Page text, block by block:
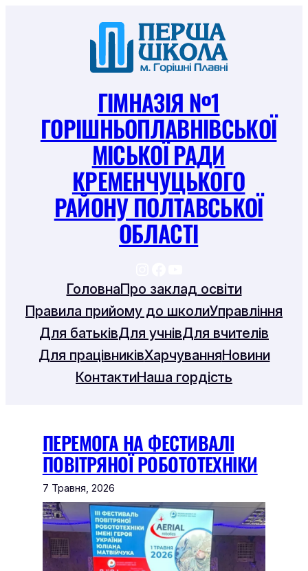
ГІМНАЗІЯ №1
ГОРІШНЬОПЛАВНІВСЬКОЇ
МІСЬКОЇ РАДИ
КРЕМЕНЧУЦЬКОГО
РАЙОНУ ПОЛТАВСЬКОЇ
ОБЛАСТІ
ГоловнаПро заклад освіти
Правила прийому до школиУправління
Для батьківДля учнівДля вчителів
Для працівниківХарчуванняНовини
КонтактиНаша гордість
ПЕРЕМОГА НА ФЕСТИВАЛІ
ПОВІТРЯНОЇ РОБОТОТЕХНІКИ
7 Травня, 2026